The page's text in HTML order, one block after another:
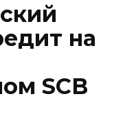
на
SCB